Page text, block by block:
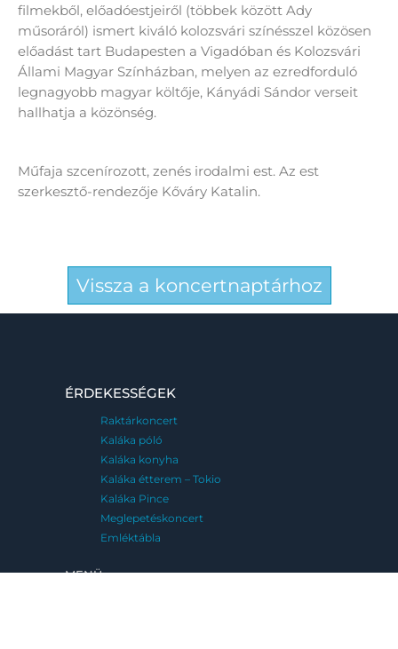
filmekből, előadóestjeiről (többek között Ady
műsoráról) ismert kiváló kolozsvári színésszel közösen
előadást tart Budapesten a Vigadóban és Kolozsvári
Állami Magyar Színházban, melyen az ezredforduló
legnagyobb magyar költője, Kányádi Sándor verseit
hallhatja a közönség.
Műfaja szcenírozott, zenés irodalmi est. Az est
szerkesztő-rendezője Kőváry Katalin.
Vissza a koncertnaptárhoz
ÉRDEKESSÉGEK
Raktárkoncert
Kaláka póló
Kaláka konyha
Kaláka étterem – Tokio
Kaláka Pince
Meglepetéskoncert
Emléktábla
MENÜ